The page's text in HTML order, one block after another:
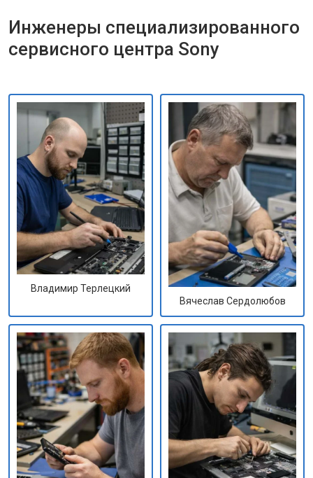
Инженеры специализированного
сервисного центра Sony
Владимир Терлецкий
Вячеслав Сердолюбов